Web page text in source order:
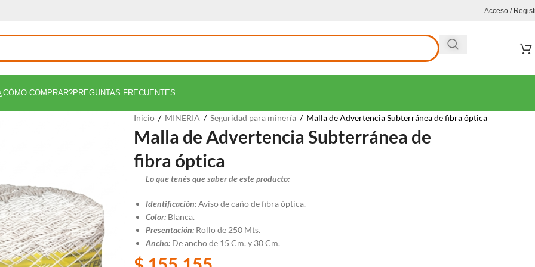
Acceso /
COMPRAR?PREGUNTAS FRECUENTES
Inicio / MINERIA / Seguridad para minería / Malla de Advertencia Subterránea de fibra óptica
Malla de Advertencia Subterránea de
fibra óptica
Lo que tenés que saber de este producto:
Identificación:Aviso de caño de fibra óptica.
Color: Blanca.
Presentación: Rollo de 250 Mts.
Ancho: De ancho de 15 Cm. y 30 Cm.